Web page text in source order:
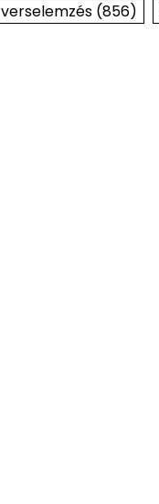
verselemzés(856)